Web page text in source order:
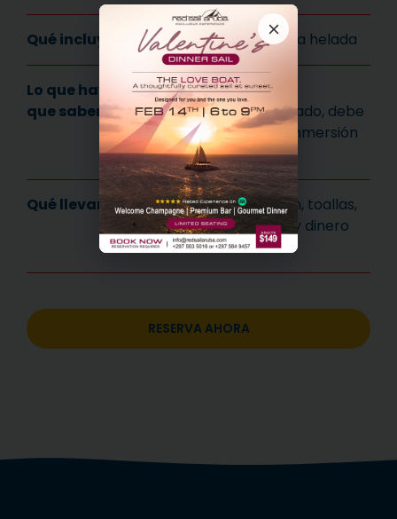
Qué incluye Depósitos, pesos y agua helada
Lo que hay
que saber
Necesidad de reservar
inmersiones por separado, debe
haber registrado una inmersión
en 24 meses
Qué llevar
Tarjeta de certificación, toallas,
crema solar, bañador y dinero
extra
RESERVA AHORA